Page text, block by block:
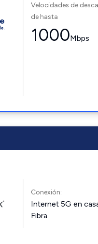
Velocidades de
de hasta
1000Mbps
Conexión:
Internet 5G en
Fibra